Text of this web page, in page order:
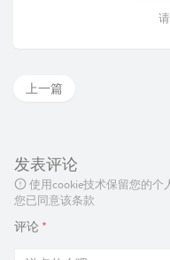
上一篇
发表评论
使用cookie技术保留您的
您已同意该条款
评论 *